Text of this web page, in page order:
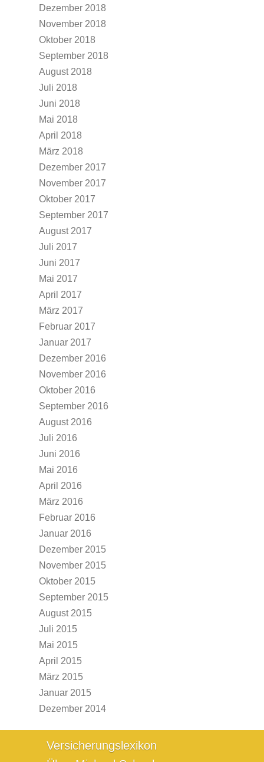
Dezember 2018
November 2018
Oktober 2018
September 2018
August 2018
Juli 2018
Juni 2018
Mai 2018
April 2018
März 2018
Dezember 2017
November 2017
Oktober 2017
September 2017
August 2017
Juli 2017
Juni 2017
Mai 2017
April 2017
März 2017
Februar 2017
Januar 2017
Dezember 2016
November 2016
Oktober 2016
September 2016
August 2016
Juli 2016
Juni 2016
Mai 2016
April 2016
März 2016
Februar 2016
Januar 2016
Dezember 2015
November 2015
Oktober 2015
September 2015
August 2015
Juli 2015
Mai 2015
April 2015
März 2015
Januar 2015
Dezember 2014
Versicherungslexikon